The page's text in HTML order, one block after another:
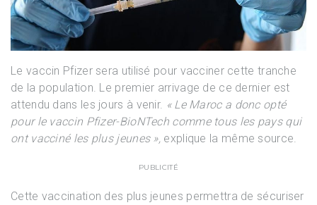
Le vaccin Pfizer sera utilisé pour vacciner cette tranche
de la population. Le premier arrivage de ce dernier est
attendu dans les jours à venir. « Le Maroc a donc opté
pour le vaccin Pfizer-BioNTech comme tous les pays qui
ont vacciné les plus jeunes », explique la même source.
PUBLICITÉ
Cette vaccination des plus jeunes permettra de sécuriser